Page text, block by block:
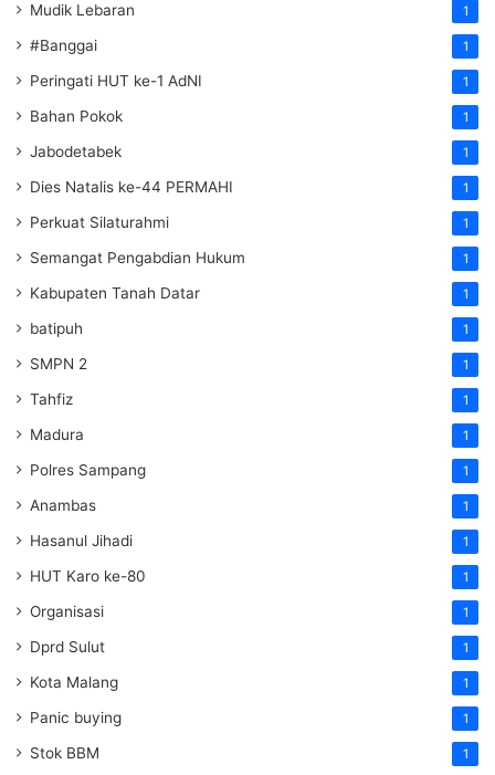
Mudik Lebaran 1
#Banggai 1
Peringati HUT ke-1 AdNI 1
Bahan Pokok 1
Jabodetabek 1
Dies Natalis ke-44 PERMAHI 1
Perkuat Silaturahmi 1
Semangat Pengabdian Hukum 1
Kabupaten Tanah Datar 1
batipuh 1
SMPN 2 1
Tahfiz 1
Madura 1
Polres Sampang 1
Anambas 1
Hasanul Jihadi 1
HUT Karo ke-80 1
Organisasi 1
Dprd Sulut 1
Kota Malang 1
Panic buying 1
Stok BBM 1